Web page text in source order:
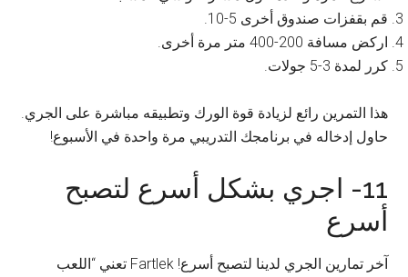
قم بقفزات صندوق أخرى 5-10.
اركض مسافة 200-400 متر مرة أخرى.
كرر لمدة 3-5 جولات.
هذا التمرين رائع لزيادة قوة الورك وتطبيقه مباشرة على الجري.
حاول إدخاله في برنامجك التدريبي مرة واحدة في الأسبوع!
11- اجري بشكل أسرع لتصبح
أسرع
آخر تمارين الجري لدينا لتصبح أسرع! Fartlek تعني “اللعب